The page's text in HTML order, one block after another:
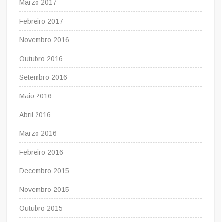
Marzo 2017
Febreiro 2017
Novembro 2016
Outubro 2016
Setembro 2016
Maio 2016
Abril 2016
Marzo 2016
Febreiro 2016
Decembro 2015
Novembro 2015
Outubro 2015